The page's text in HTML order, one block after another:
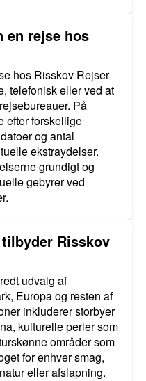
en rejse hos
hos Risskov Rejser
telefonisk eller ved at
På
efter forskellige
og antal
ekstraydelser.
grundigt og
gebyrer ved
Risskov
udvalg af
Europa og resten af
inkluderer storbyer
kulturelle perler som
områder som
for enhver smag,
eller afslapning.